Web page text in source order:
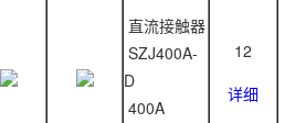
直流接触器
SZJ400A-
D
400A
12
详细